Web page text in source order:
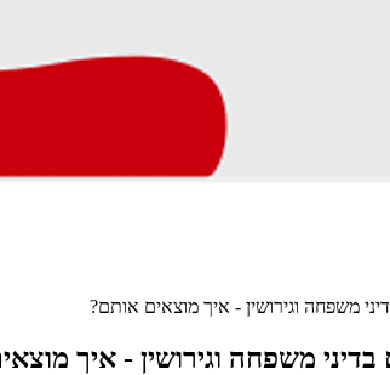
משפחה וגירושין - איך מוצאים אותם?
בדיני משפחה וגירושין - איך